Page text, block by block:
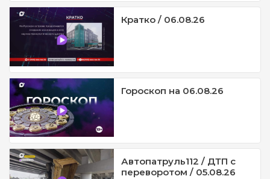
Кратко / 06.08.26
Гороскоп на 06.08.26
Автопатруль112 / ДТП с
переворотом / 05.08.26